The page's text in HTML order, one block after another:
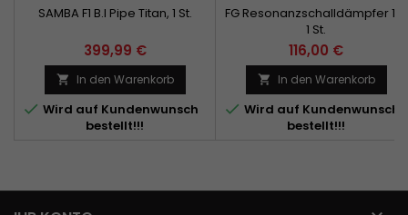
SAMBA F1 B.I Pipe Titan, 1 St.
399,99 €
 In den Warenkorb
 Wird auf Kundenwunsch
bestellt!!!
FG Resonanzschalldämpfer 1:6,
1 St.
116,00 €
 In den Warenkorb
 Wird auf Kundenwunsch
bestellt!!!